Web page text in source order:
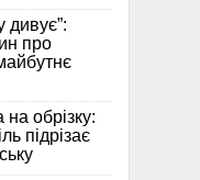
дивує”:
про
обрізку:
підрізає